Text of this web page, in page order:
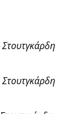
Στουτγκάρδη
Στουτγκάρδη